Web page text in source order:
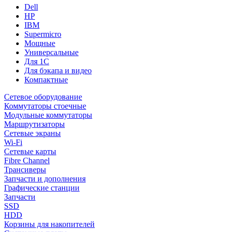
Dell
HP
IBM
Supermicro
Мощные
Универсальные
Для 1С
Для бэкапа и видео
Компактные
Сетевое оборудование
Коммутаторы стоечные
Модульные коммутаторы
Маршрутизаторы
Сетевые экраны
Wi-Fi
Сетевые карты
Fibre Channel
Трансиверы
Запчасти и дополнения
Графические станции
Запчасти
SSD
HDD
Корзины для накопителей